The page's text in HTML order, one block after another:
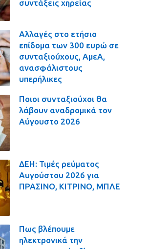
συντάξεις χηρείας
Αλλαγές στο ετήσιο
επίδομα των 300 ευρώ σε
συνταξιούχους, ΑμεΑ,
ανασφάλιστους
υπερήλικες
Ποιοι συνταξιούχοι θα
λάβουν αναδρομικά τον
Αύγουστο 2026
ΔΕΗ: Τιμές ρεύματος
Αυγούστου 2026 για
ΠΡΑΣΙΝΟ, ΚΙΤΡΙΝΟ, ΜΠΛΕ
Πως βλέπουμε
ηλεκτρονικά την